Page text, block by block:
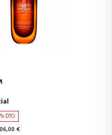
A LA CESTA
DTO.
€